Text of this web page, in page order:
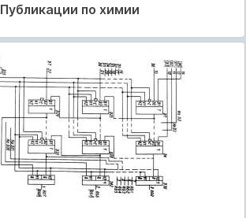
Публикации по химии